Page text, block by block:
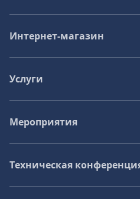
Интернет-магазин
Услуги
Мероприятия
Техническая